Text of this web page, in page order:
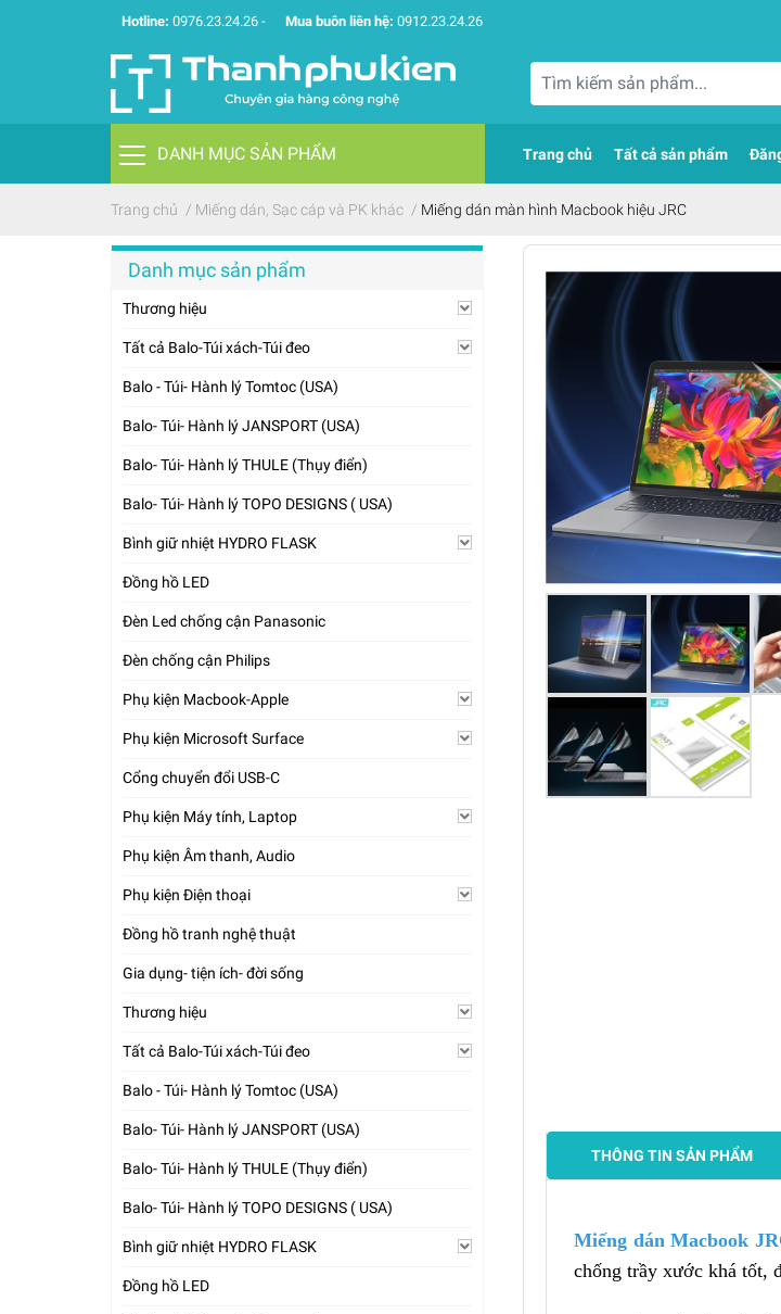
Hotline: 0976.23.24.26 - Mua buôn liên hệ: 0912.23.24.26
DANH MỤC SẢN PHẨM Trang chủ Tất cả sản phẩm
Trang chủ / Miếng dán, Sạc cáp và PK khác / Miếng dán màn hình Macbook hiệu JRC
THÔNG TIN SẢN PHẨM
Miếng dán Macbook
chống trầy xước khá tốt,
Danh mục sản phẩm
Thương hiệu
Tất cả Balo-Túi xách-Túi đeo
Balo - Túi- Hành lý Tomtoc (USA)
Balo- Túi- Hành lý JANSPORT (USA)
Balo- Túi- Hành lý THULE (Thụy điển)
Balo- Túi- Hành lý TOPO DESIGNS ( USA)
Bình giữ nhiệt HYDRO FLASK
Đồng hồ LED
Đèn Led chống cận Panasonic
Đèn chống cận Philips
Phụ kiện Macbook-Apple
Phụ kiện Microsoft Surface
Cổng chuyển đổi USB-C
Phụ kiện Máy tính, Laptop
Phụ kiện Âm thanh, Audio
Phụ kiện Điện thoại
Đồng hồ tranh nghệ thuật
Gia dụng- tiện ích- đời sống
Thương hiệu
Tất cả Balo-Túi xách-Túi đeo
Balo - Túi- Hành lý Tomtoc (USA)
Balo- Túi- Hành lý JANSPORT (USA)
Balo- Túi- Hành lý THULE (Thụy điển)
Balo- Túi- Hành lý TOPO DESIGNS ( USA)
Bình giữ nhiệt HYDRO FLASK
Đồng hồ LED